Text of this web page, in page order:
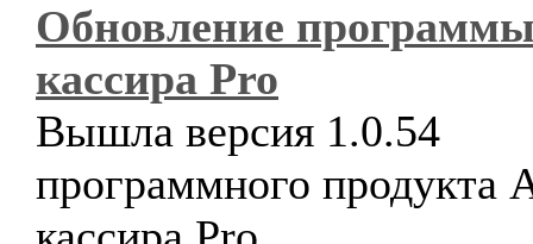
Обновление
кассира Pro
Вышла версия 1.0.54
программного